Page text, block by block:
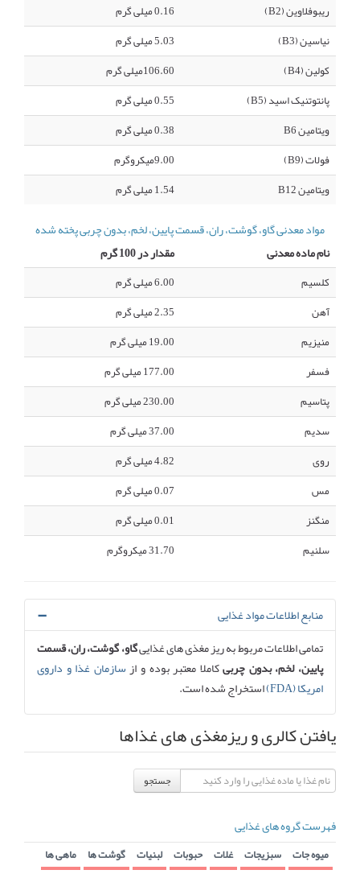
ریبوفلاوین (B2)
0.16 میلی گرم
نیاسین (B3)
5.03 میلی گرم
کولین (B4)
106.60میلی گرم
پانتوتنیک اسید (B5)
0.55 میلی گرم
ویتامین B6
0.38 میلی گرم
فولات (B9)
9.00میکروگرم
ویتامین B12
1.54 میلی گرم
مواد معدنی گاو، گوشت، ران، قسمت پایین، لخم، بدون چربی پخته شده
نام ماده معدنی
مقدار در 100 گرم
کلسیم
6.00 میلی گرم
آهن
2.35 میلی گرم
منیزیم
19.00 میلی گرم
فسفر
177.00 میلی گرم
پتاسیم
230.00 میلی گرم
سدیم
37.00 میلی گرم
روی
4.82 میلی گرم
مس
0.07 میلی گرم
منگنز
0.01 میلی گرم
سلنیم
31.70 میکروگرم
منابع اطلاعات مواد غذایی
تمامی اطلاعات مربوط به ریز مغذی های غذاییگاو، گوشت، ران، قسمت
پایین، لخم، بدون چربیکاملا معتبر بوده و ازسازمان غذا و داروی
امریکا (FDA)
استخراج شده است.
یافتن کالری و ریزمغذی های غذاها
جستجو
فهرست گروه های غذایی
میوه جات سبزیجات غلات حبوبات لبنیات گوشت ها ماهی ها